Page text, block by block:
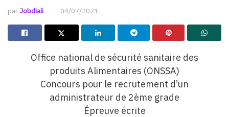
par Jobdiali 04/07/2021
Office national de sécurité sanitaire des
produits Alimentaires (ONSSA)
Concours pour le recrutement d’un
administrateur de 2ème grade
Épreuve écrite